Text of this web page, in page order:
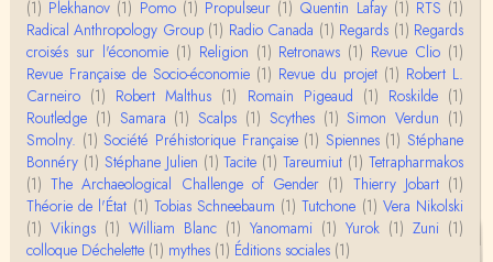
(1) Plekhanov (1) Pomo (1) Propulseur (1) Quentin Lafay (1) RTS (1)
Radical Anthropology Group (1) Radio Canada (1) Regards (1) Regards
croisés sur l'économie (1) Religion (1) Retronaws (1) Revue Clio (1)
Revue Française de Socio-économie (1) Revue du projet (1) Robert L.
Carneiro (1) Robert Malthus (1) Romain Pigeaud (1) Roskilde (1)
Routledge (1) Samara (1) Scalps (1) Scythes (1) Simon Verdun (1)
Smolny. (1) Société Préhistorique Française (1) Spiennes (1) Stéphane
Bonnéry (1) Stéphane Julien (1) Tacite (1) Tareumiut (1) Tetrapharmakos
(1) The Archaeological Challenge of Gender (1) Thierry Jobart (1)
Théorie de l'État (1) Tobias Schneebaum (1) Tutchone (1) Vera Nikolski
(1) Vikings (1) William Blanc (1) Yanomami (1) Yurok (1) Zuni (1)
colloque Déchelette (1) mythes (1) Éditions sociales (1)